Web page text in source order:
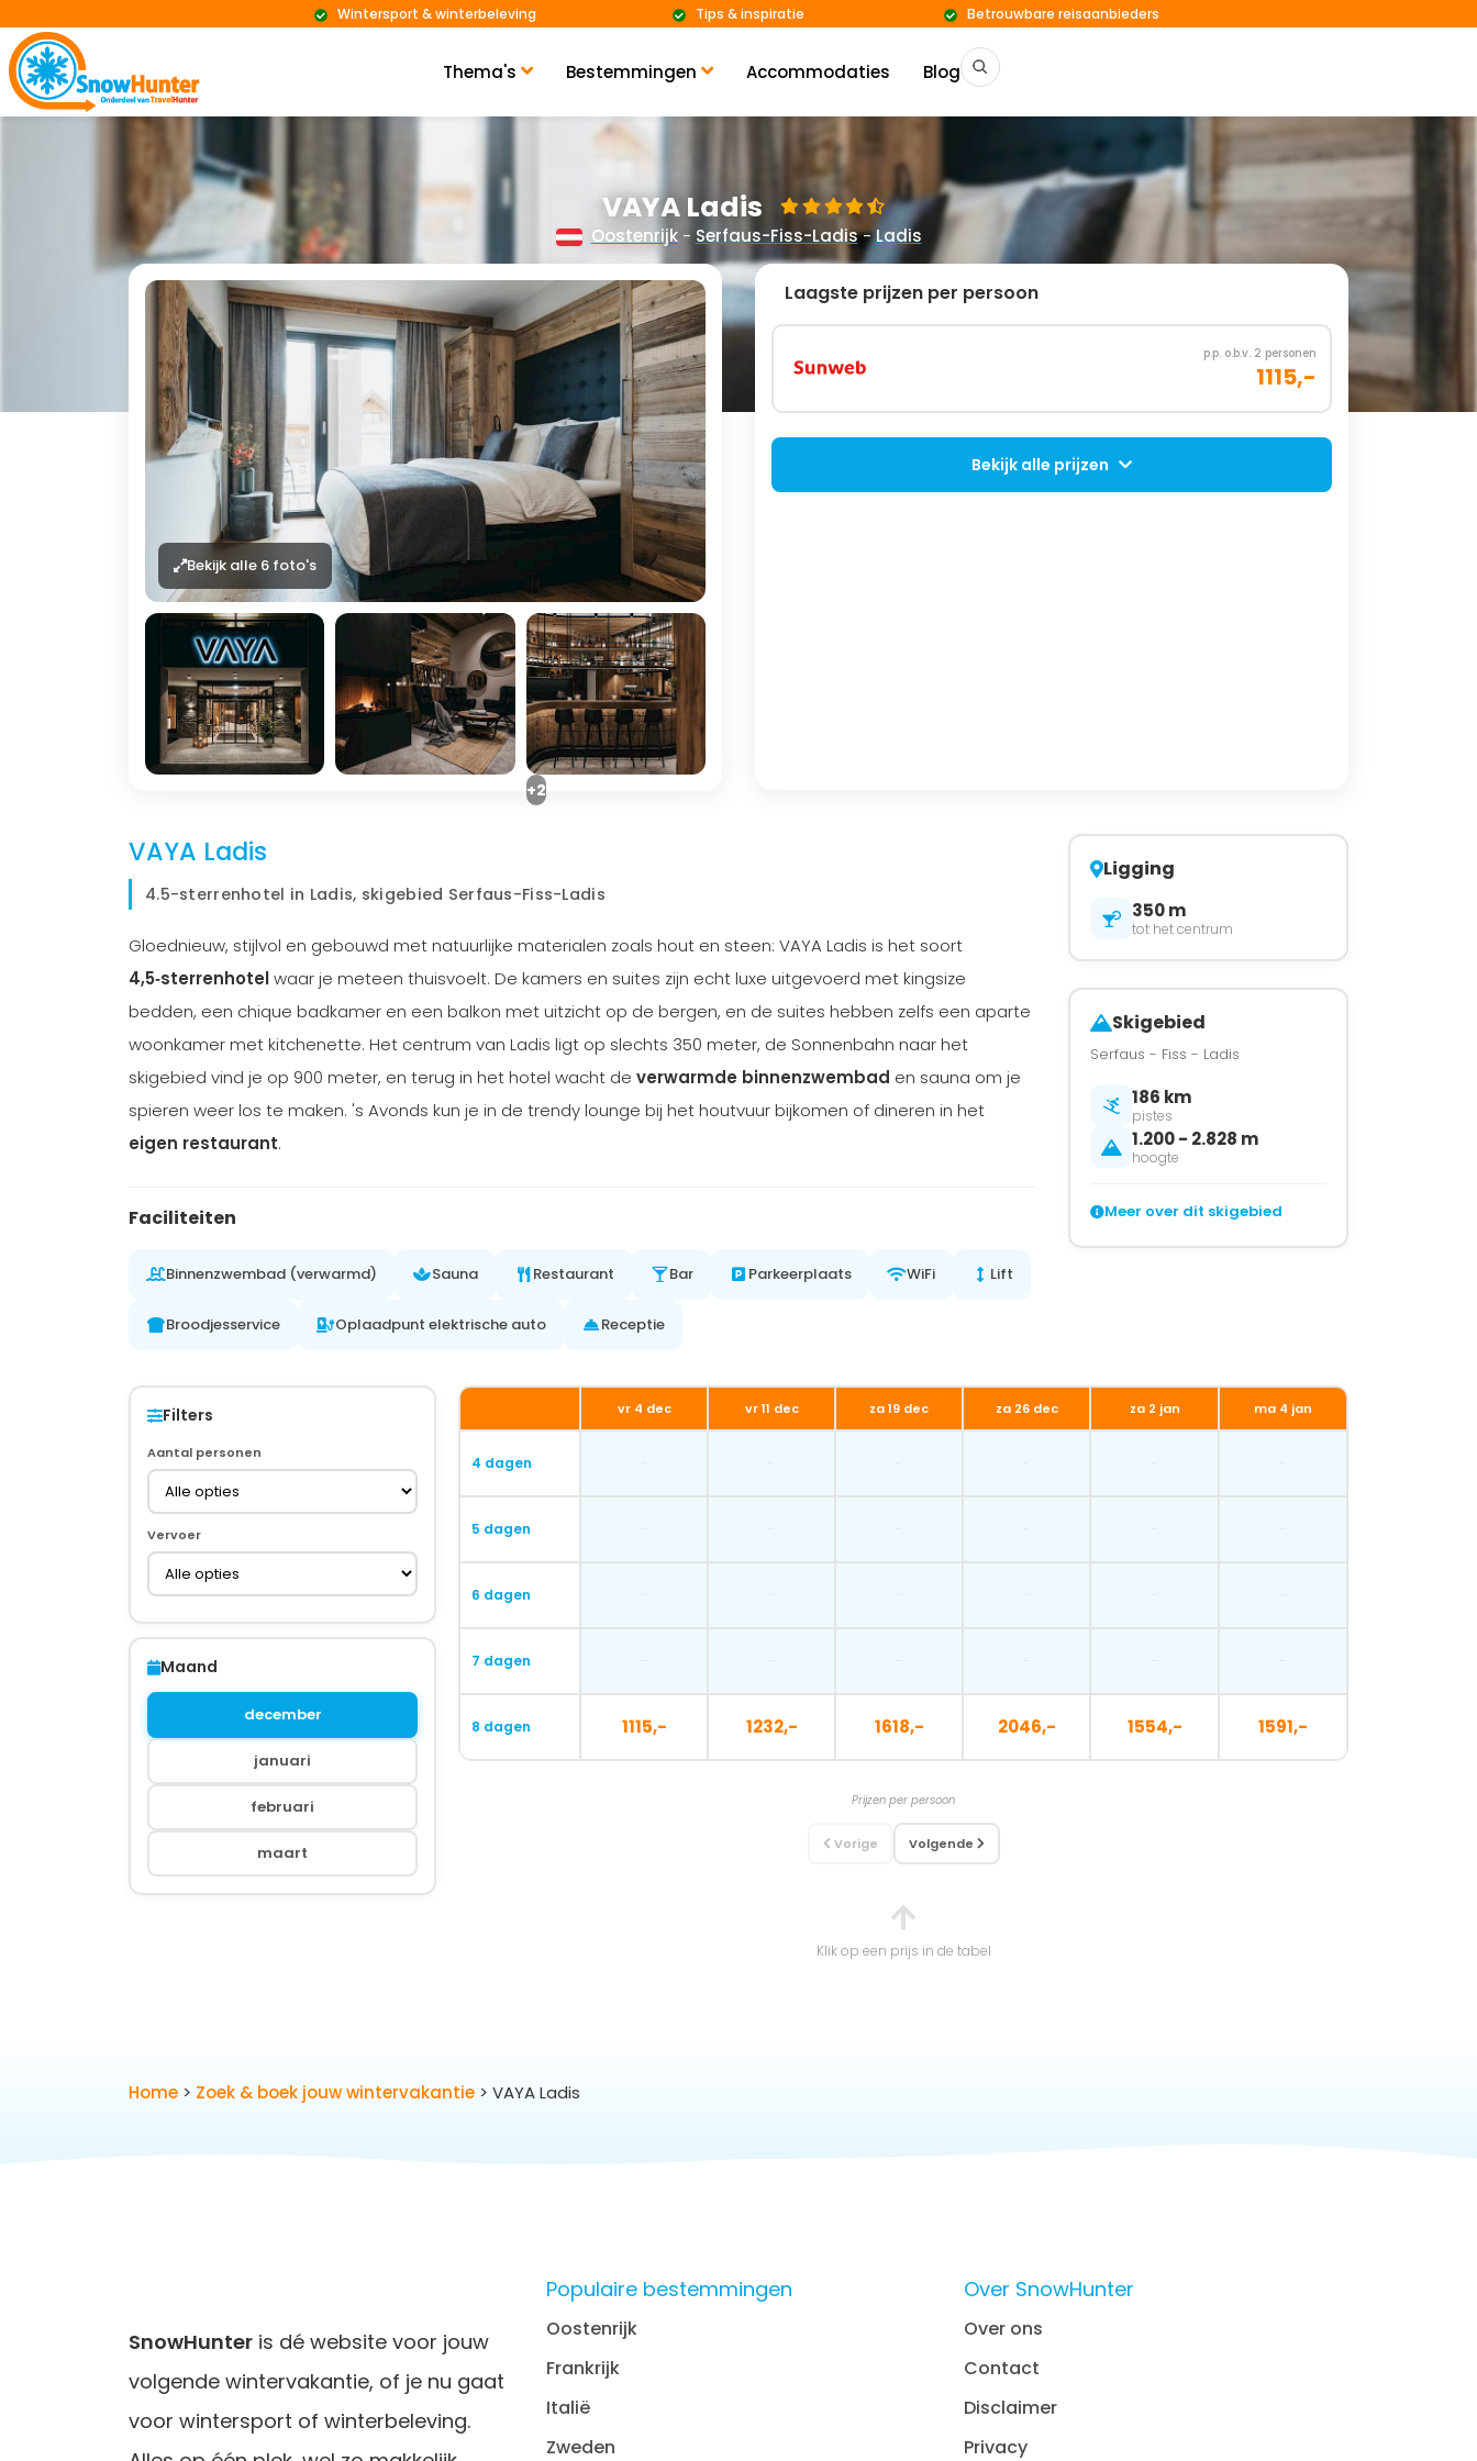
Thema's Bestemmingen Accommodaties Blog
Wintersport & winterbeleving Tips & inspiratie Betrouwbare reisaanbieders
VAYA Ladis
Oostenrijk- Serfaus-Fiss-Ladis-Ladis
Bekijk alle 6 foto's
+2
Laagste prijzen per persoon
p.p. o.b.v. 2 personen
1115,-
Bekijk alle prijzen
VAYA Ladis
4.5-sterrenhotel in Ladis, skigebied Serfaus-Fiss-Ladis
Gloednieuw, stijlvol en gebouwd met natuurlijke materialen zoals hout en steen: VAYA Ladis is het soort
4,5‑sterrenhotelwaar je meteen thuisvoelt. De kamers en suites zijn echt luxe uitgevoerd met kingsize
bedden, een chique badkamer en een balkon met uitzicht op de bergen, en de suites hebben zelfs een aparte
woonkamer met kitchenette. Het centrum van Ladis ligt op slechts 350 meter, de Sonnenbahn naar het
skigebied vind je op 900 meter, en terug in het hotel wacht de verwarmde binnenzwembad en sauna om je
spieren weer los te maken. 's Avonds kun je in de trendy lounge bij het houtvuur bijkomen of dineren in het
eigen restaurant.
Faciliteiten
Binnenzwembad (verwarmd) Sauna Restaurant Bar Parkeerplaats WiFi Lift
Broodjesservice Oplaadpunt elektrische auto Receptie
Ligging
350 m
tot het centrum
Skigebied
Serfaus - Fiss - Ladis
186 km
pistes
1.200 - 2.828 m
hoogte
Meer over dit skigebied
Filters
Aantal personen
Vervoer
Maand
december
januari
februari
maart
vr 4 dec vr 11 dec za 19 dec za 26 dec za 2 jan ma 4 jan
4 dagen
5 dagen
6 dagen
7 dagen
8 dagen 1115,- 1232,- 1618,- 2046,- 1554,- 1591,-
Prijzen per persoon
Vorige Volgende
Klik op een prijs in de tabel
Home > Zoek & boek jouw wintervakantie > VAYA Ladis
SnowHunter is dé website voor jouw
volgende wintervakantie, of je nu gaat
voor wintersport of winterbeleving.
Populaire bestemmingen
Oostenrijk
Frankrijk
Italië
Zweden
Over SnowHunter
Over ons
Contact
Disclaimer
Privacy